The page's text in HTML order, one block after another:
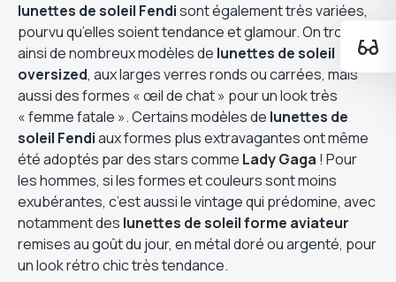
lunettes de soleil Fendisont également très variées,
pourvu qu’elles soient tendance et glamour. On trouve
ainsi de nombreux modèles de lunettes de soleil
oversized, aux larges verres ronds ou carrées, mais
aussi des formes « œil de chat » pour un look très
« femme fatale ». Certains modèles de lunettes de
soleil Fendiaux formes plus extravagantes ont même
été adoptés par des stars comme Lady Gaga ! Pour
les hommes, si les formes et couleurs sont moins
exubérantes, c’est aussi le vintage qui prédomine, avec
notamment des lunettes de soleil forme aviateur
remises au goût du jour, en métal doré ou argenté, pour
un look rétro chic très tendance.